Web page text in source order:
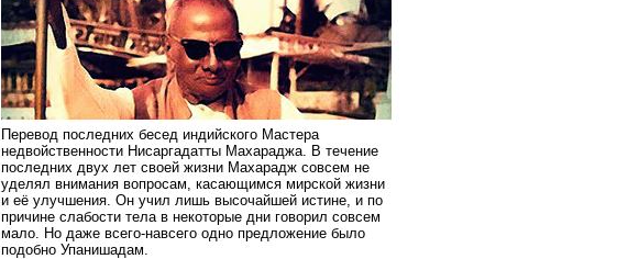
Перевод последних бесед индийского Мастера
недвойственности Нисаргадатты Махараджа. В течение
последних двух лет своей жизни Махарадж совсем не
уделял внимания вопросам, касающимся мирской жизни
и её улучшения. Он учил лишь высочайшей истине, и по
причине слабости тела в некоторые дни говорил совсем
мало. Но даже всего-навсего одно предложение было
подобно Упанишадам.